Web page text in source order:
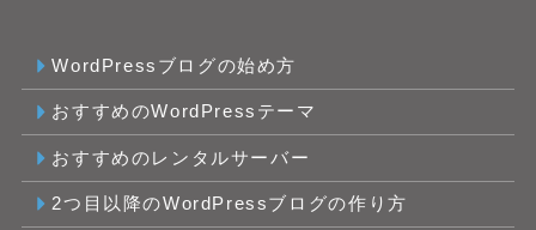
WordPressブログの始め方
おすすめのWordPressテーマ
おすすめのレンタルサーバー
2つ目以降のWordPressブログの作り方